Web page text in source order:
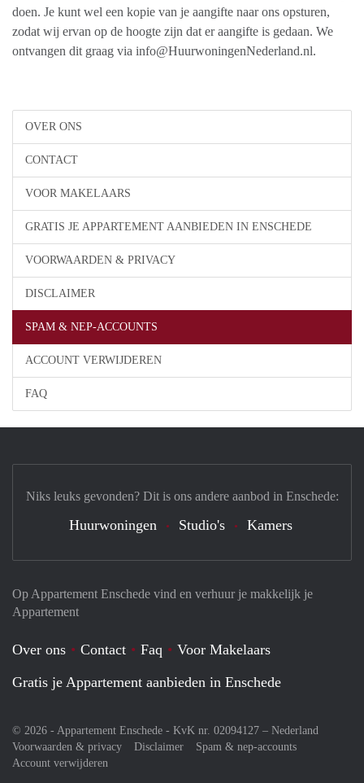
OVER ONS
CONTACT
VOOR MAKELAARS
GRATIS JE APPARTEMENT AANBIEDEN IN ENSCHEDE
VOORWAARDEN & PRIVACY
DISCLAIMER
SPAM & NEP-ACCOUNTS
ACCOUNT VERWIJDEREN
FAQ
doen. Je kunt wel een kopie van je aangifte naar ons opsturen,
zodat wij ervan op de hoogte zijn dat er aangifte is gedaan. We
ontvangen dit graag via info@HuurwoningenNederland.nl.
Op Appartement Enschede vind en verhuur je makkelijk je
Appartement
Over ons Contact Faq
Voor Makelaars
Gratis je Appartement aanbieden in Enschede
© 2026 - Appartement Enschede - KvK nr. 02094127 – Nederland
Voorwaarden & privacy
Disclaimer
Spam & nep-accounts
Account verwijderen
Niks leuks gevonden? Dit is ons andere aanbod in Enschede:
Huurwoningen Studio's Kamers